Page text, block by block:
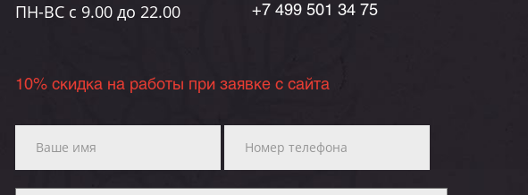
ПН-ВC c 9.00 до 22.00 +7 499 501 34 75
10% скидка на работы при заявке с сайта